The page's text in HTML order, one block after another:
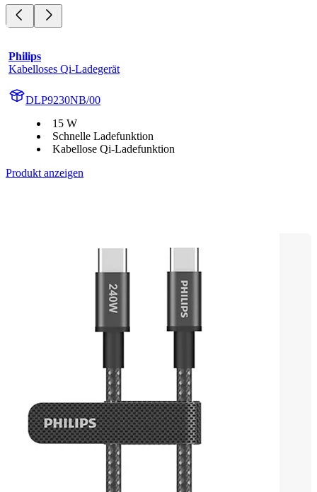
Philips
Kabelloses Qi-Ladegerät
DLP9230NB/00
15 W
Schnelle Ladefunktion
Kabellose Qi-Ladefunktion
Produkt anzeigen